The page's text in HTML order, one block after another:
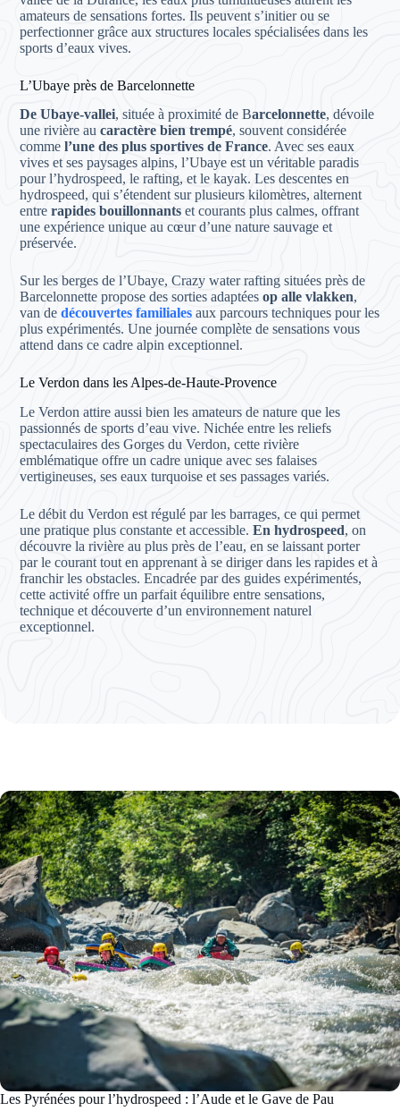
amateurs de sensations fortes. Ils peuvent s’initier ou se
perfectionner grâce aux structures locales spécialisées dans les
sports d’eaux vives.
L’Ubaye près de Barcelonnette
De Ubaye-vallei, située à proximité de Barcelonnette, dévoile
une rivière aucaractère bien trempé, souvent considérée
commel’une des plus sportives de France. Avec ses eaux
vives et ses paysages alpins, l’Ubaye est un véritable paradis
pour l’hydrospeed, le rafting, et le kayak. Les descentes en
hydrospeed, qui s’étendent sur plusieurs kilomètres, alternent
entrerapides bouillonnants et courants plus calmes, offrant
une expérience unique au cœur d’une nature sauvage et
préservée.
Sur les berges de l’Ubaye, Crazy water rafting situées près de
Barcelonnette propose des sorties adaptéesop alle vlakken,
van dedécouvertes familiales aux parcours techniques pour les
plus expérimentés. Une journée complète de sensations vous
attend dans ce cadre alpin exceptionnel.
Le Verdon dans les Alpes-de-Haute-Provence
Le Verdon attire aussi bien les amateurs de nature que les
passionnés de sports d’eau vive. Nichée entre les reliefs
spectaculaires des Gorges du Verdon, cette rivière
emblématique offre un cadre unique avec ses falaises
vertigineuses, ses eaux turquoise et ses passages variés.
Le débit du Verdon est régulé par les barrages, ce qui permet
une pratique plus constante et accessible. En hydrospeed, on
découvre la rivière au plus près de l’eau, en se laissant porter
par le courant tout en apprenant à se diriger dans les rapides et à
franchir les obstacles. Encadrée par des guides expérimentés,
cette activité offre un parfait équilibre entre sensations,
technique et découverte d’un environnement naturel
exceptionnel.
Les Pyrénées pour l’hydrospeed : l’Aude et le Gave de Pau